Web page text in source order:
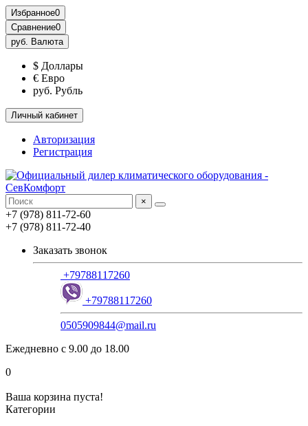
Избранное0
Сравнение0
руб. Валюта
$ Доллары
€ Евро
руб. Рубль
Личный кабинет
Авторизация
Регистрация
×
+7 (978) 811-72-60
+7 (978) 811-72-40
Заказать звонок
+79788117260
+79788117260
0505909844@mail.ru
Ежедневно с 9.00 до 18.00
0
Ваша корзина пуста!
Категории